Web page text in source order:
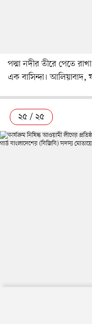
পদ্মা নদীর তীরে পেতে
এক বাসিন্দা।
২৫ / ২৫